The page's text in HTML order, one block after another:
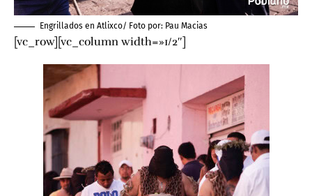
Engrillados en Atlixco/ Foto por: Pau Macias
[vc_row][vc_column width=»1/2″]